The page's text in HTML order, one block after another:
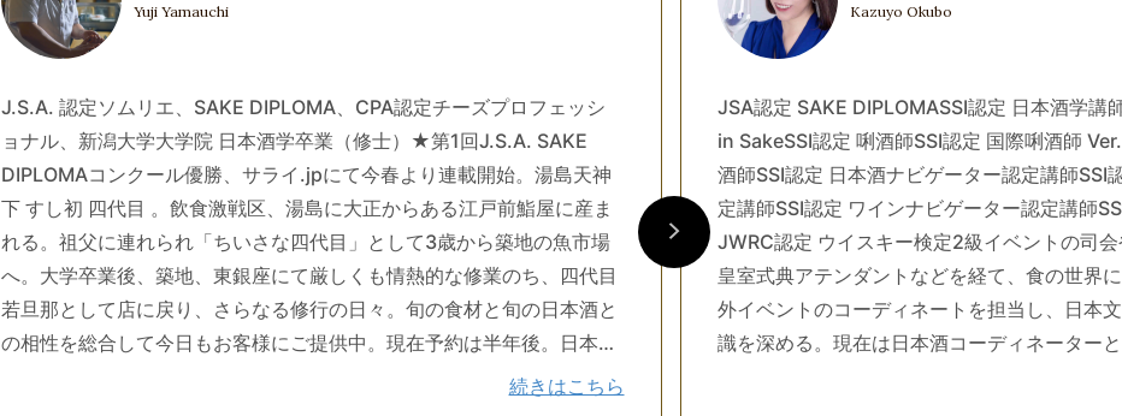
Yuji Yamauchi
J.S.A. 認定ソムリエ、SAKE DIPLOMA、CPA認定チーズプロフェッシ
ョナル、新潟大学大学院 日本酒学卒業（修士）★第1回J.S.A. SAKE
DIPLOMAコンクール優勝、サライ.jpにて今春より連載開始。湯島天神
下 すし初 四代目 。飲食激戦区、湯島に大正からある江戸前鮨屋に産ま
れる。祖父に連れられ「ちいさな四代目」として3歳から築地の魚市場
へ。大学卒業後、築地、東銀座にて厳しくも情熱的な修業のち、四代目
若旦那として店に戻り、さらなる修行の日々。旬の食材と旬の日本酒と
の相性を総合して今日もお客様にご提供中。現在予約は半年後。日本酒
の魅力とはそのものの味わいの甘美たることそのものにとどまらず、共
続きはこちら
Kazuyo Okubo
JSA認定 SAKE DIPLOMASSI認定 日本酒学
in SakeSSI認定 唎酒師SSI認定 国際唎酒師
酒師SSI認定 日本酒ナビゲーター認定講師SSI
定講師SSI認定 ワインナビゲーター認定講師
JWRC認定 ウイスキー検定2級イベントの司
皇室式典アテンダントなどを経て、食の世界
外イベントのコーディネートを担当し、日本
識を深める。現在は日本酒コーディネーター